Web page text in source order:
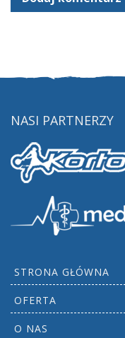
NASI PARTNERZY
STRONA GŁÓWNA
OFERTA
O NAS